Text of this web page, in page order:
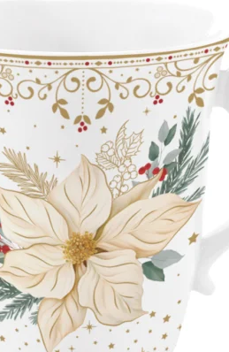
Tálak/Tálcák/Tálalóedények
Bögrék
Teáskannák, kancsók,
tejkiöntők, cukortartók
Pohár / tányéralátétek